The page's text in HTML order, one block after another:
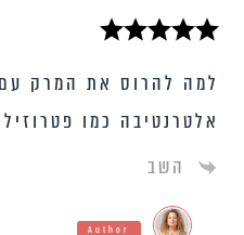
למה להרוס את המרק
אלטרנטיבה כמו
השב
Author